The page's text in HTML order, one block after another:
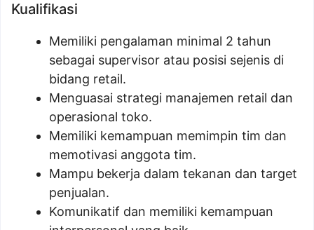
Kualifikasi
Memiliki pengalaman minimal 2 tahun
sebagai supervisor atau posisi sejenis di
bidang retail.
Menguasai strategi manajemen retail dan
operasional toko.
Memiliki kemampuan memimpin tim dan
memotivasi anggota tim.
Mampu bekerja dalam tekanan dan target
penjualan.
Komunikatif dan memiliki kemampuan